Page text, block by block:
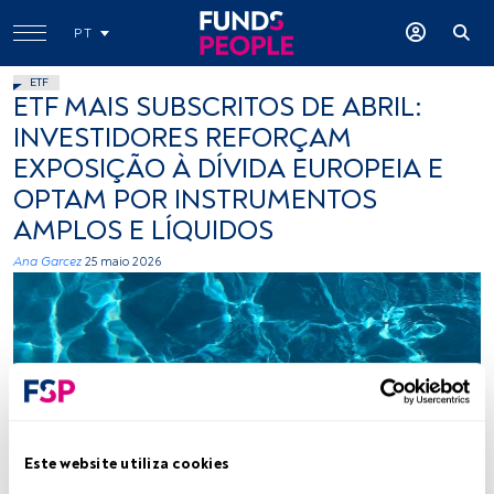
Este website utiliza cookies
PT
ETF
ETF MAIS SUBSCRITOS DE ABRIL:
INVESTIDORES REFORÇAM
EXPOSIÇÃO À DÍVIDA EUROPEIA E
OPTAM POR INSTRUMENTOS
AMPLOS E LÍQUIDOS
Ana Garcez 25 maio 2026